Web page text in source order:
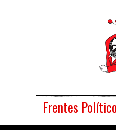
Frentes